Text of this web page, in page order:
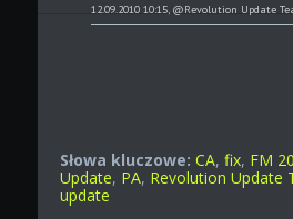
12.09.2010 10:15, @Revolution Update
Słowa kluczowe: CA, fix, FM
Update, PA, Revolution Update
update